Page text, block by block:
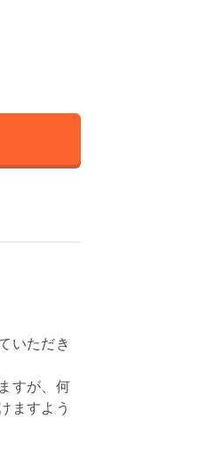
いただき
すが、何
ますよう